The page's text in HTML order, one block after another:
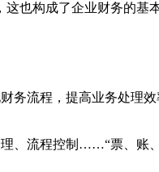
也构成了企业财务的基本
务流程，提高业务处理
、流程控制……“票、账